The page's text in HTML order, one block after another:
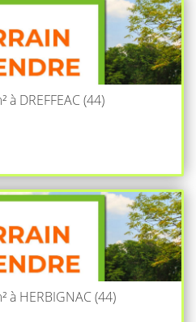
DREFFEAC (44)
à HERBIGNAC (44)